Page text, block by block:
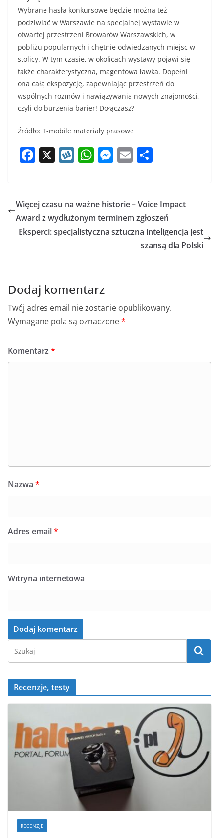
Wybrane hasła konkursowe będzie można też
podziwiać w Warszawie na specjalnej wystawie w
otwartej przestrzeni Browarów Warszawskich, w
pobliżu popularnych i chętnie odwiedzanych miejsc w
stolicy. W tym czasie, w okolicach wystawy pojawi się
także charakterystyczna, magentowa ławka. Dopełni
ona całą ekspozycję, zapewniając przestrzeń do
wspólnych rozmów i nawiązywania nowych znajomości,
czyli do burzenia barier! Dołączasz?
Źródło: T-mobile materiały prasowe
F
e
b
o
X W
o
p
W
s
A
p
M
e
n
g
E
l e
Więcej czasu na ważne historie – Voice Impact
Award z wydłużonym terminem zgłoszeń
Eksperci: specjalistyczna sztuczna inteligencja jest
szansą dla Polski
Dodaj komentarz
Twój adres email nie zostanie opublikowany.
Wymagane pola są oznaczone*
Komentarz *
Nazwa *
Adres email*
Witryna internetowa
Recenzje, testy
RECENZJE